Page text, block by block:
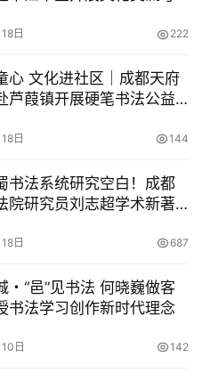
日 222
心 文化进社区｜成都天府
芦葭镇开展硬笔书法公益
日 144
书法系统研究空白！成都
院研究员刘志超学术新著
版
日 687
・“邑”见书法 何晓巍做客
书法学习创作新时代理念
日 142